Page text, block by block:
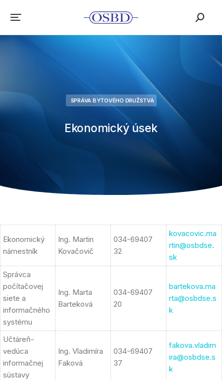
SPRÁVA BYTOVÉHO DRUŽSTVA
Ekonomický úsek
Ekonomický
námestník
Ing. Martin
Kovačovič
034-69407
32
kovacovic.ma
rtin@osbdse.
sk
Správca
počítačovej
siete a
informačného
systému
Ing. Marta
Barteková
034-69407
20
bartekova.ma
rta@osbdse.s
k
Učtáreň-
vedúca
informačnej
sústavy
Ing. Vladimíra
Faková
034-69407
37
fakova.vladim
ira@osbdse.s
k